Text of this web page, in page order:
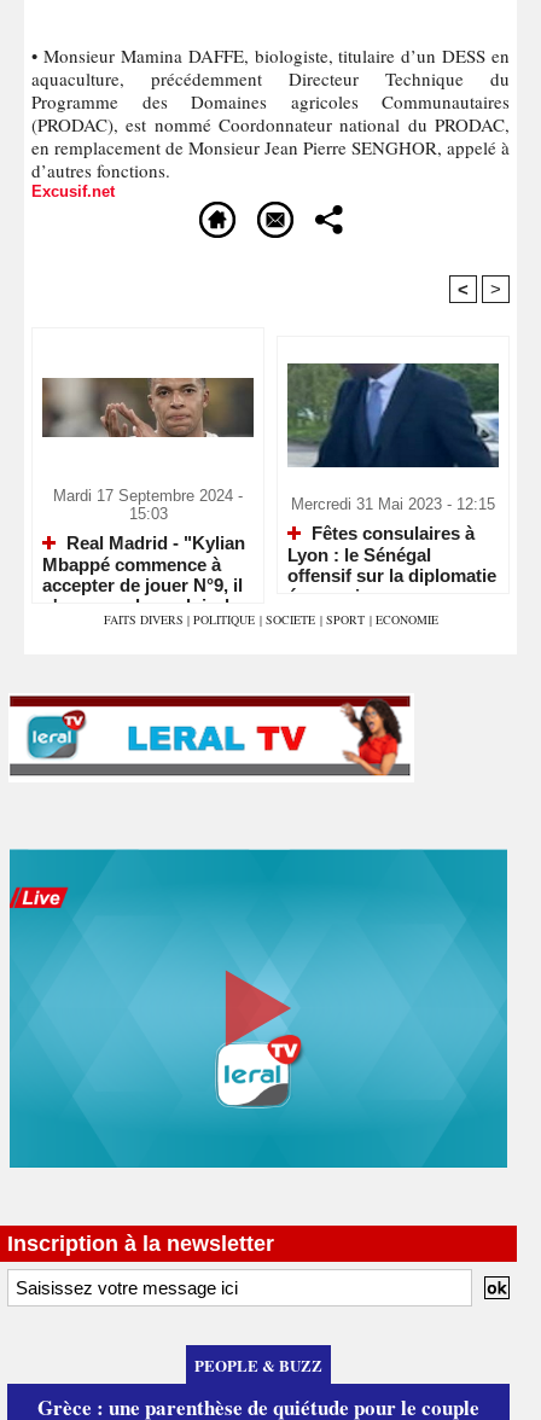
• Monsieur Mamina DAFFE, biologiste, titulaire d’un DESS en
aquaculture, précédemment Directeur Technique du
Programme des Domaines agricoles Communautaires
(PRODAC), est nommé Coordonnateur national du PRODAC,
en remplacement de Monsieur Jean Pierre SENGHOR, appelé à
d’autres fonctions.
Excusif.net
< >
Mardi 17 Septembre 2024 -
15:03
Real Madrid - "Kylian
Mbappé commence à
accepter de jouer N°9, il
n'aura pas le couloir de
Vinicius"
Mercredi 31 Mai 2023 - 12:15
Fêtes consulaires à
Lyon : le Sénégal
offensif sur la diplomatie
économique
FAITS DIVERS | POLITIQUE | SOCIETE | SPORT | ECONOMIE
Inscription à la newsletter
PEOPLE & BUZZ
Grèce : une parenthèse de quiétude pour le couple